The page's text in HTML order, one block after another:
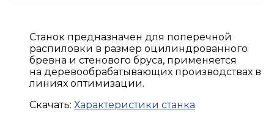
Станок предназначен для поперечной
распиловки в размер оцилиндрованного
бревна и стенового бруса, применяется
на деревообрабатывающих производствах в
линиях оптимизации.
Скачать: Характеристики станка